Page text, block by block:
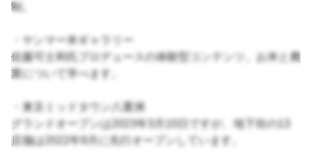
制。
・ヤンマー米ギャラリー
佐藤可士和氏プロデュースの体験型コンテンツ。お米と農
業について学べます。
・東京ミッドタウン八重洲
グランドオープンは2023年3月10日ですが、地下街の13
店舗は2022年9月に先行オープンしています。